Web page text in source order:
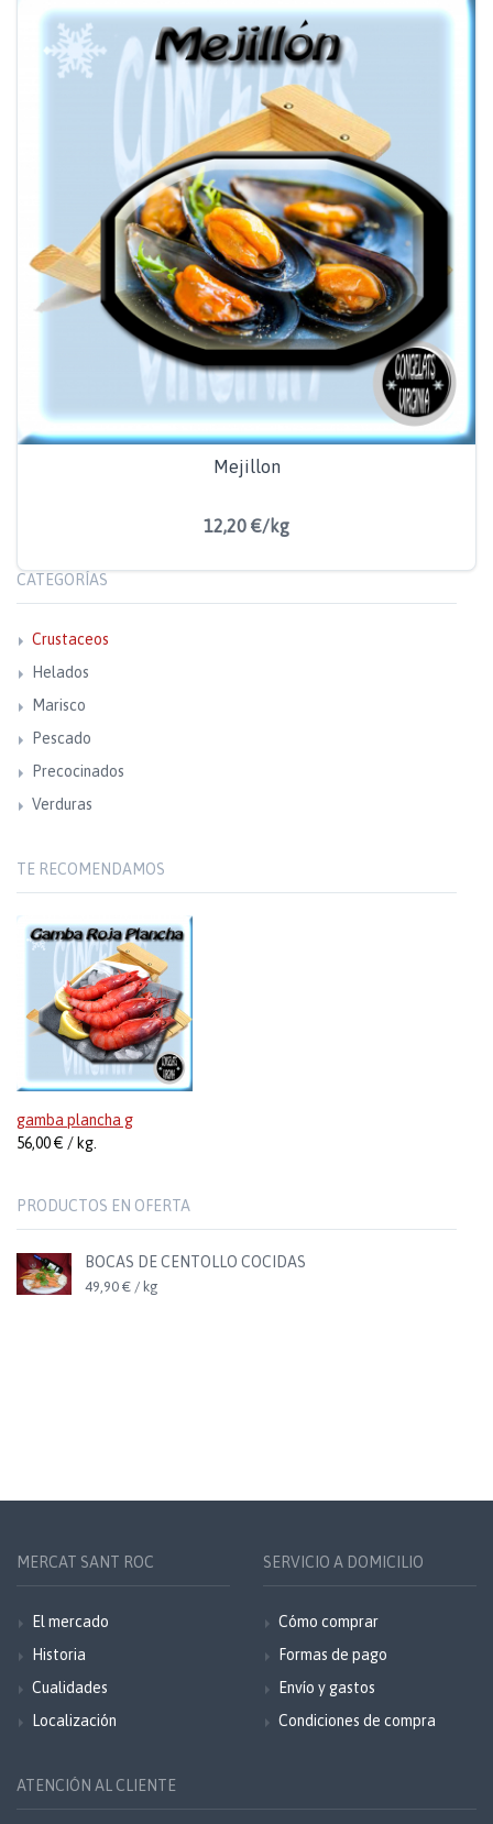
Mejillon
12,20 €/kg
CATEGORÍAS
Crustaceos
Helados
Marisco
Pescado
Precocinados
Verduras
TE RECOMENDAMOS
gamba plancha g
56,00 € / kg.
PRODUCTOS EN OFERTA
BOCAS DE CENTOLLO COCIDAS
49,90 € / kg
MERCAT SANT ROC
El mercado
Historia
Cualidades
Localización
SERVICIO A DOMICILIO
Cómo comprar
Formas de pago
Envío y gastos
Condiciones de compra
ATENCIÓN AL CLIENTE